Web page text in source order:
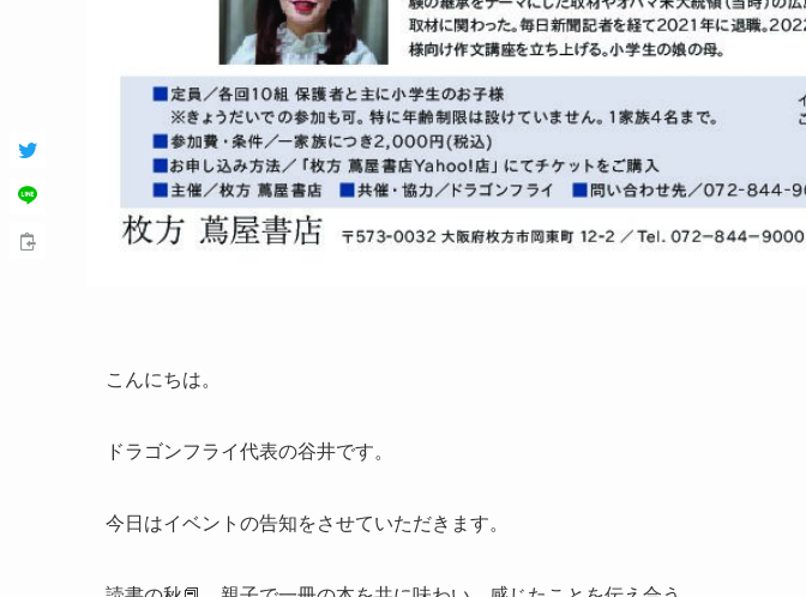
こんにちは。
ドラゴンフライ代表の谷井です。
今日はイベントの告知をさせていただきます。